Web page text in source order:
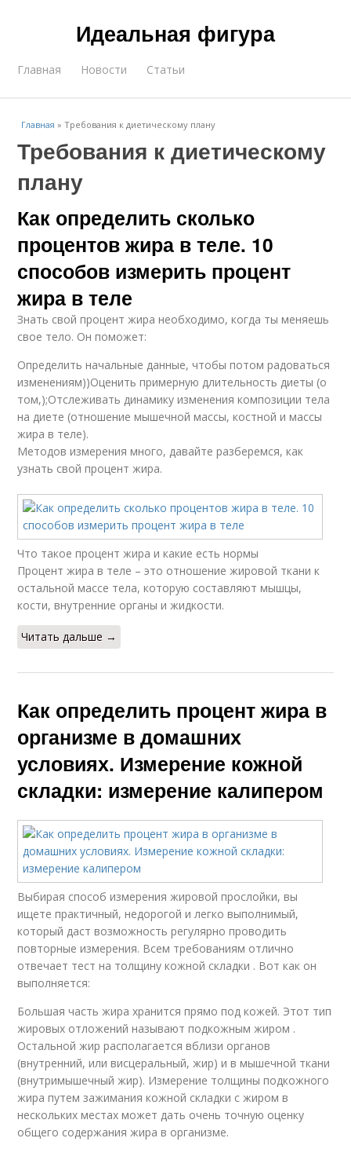
Идеальная фигура
Главная Новости Статьи
Главная »Требования к диетическому плану
Требования к диетическому
плану
Как определить сколько
процентов жира в теле. 10
способов измерить процент
жира в теле
Знать свой процент жира необходимо, когда ты меняешь
свое тело. Он поможет:
Определить начальные данные, чтобы потом радоваться
изменениям))Оценить примерную длительность диеты (о
том,);Отслеживать динамику изменения композиции тела
на диете (отношение мышечной массы, костной и массы
жира в теле).
Методов измерения много, давайте разберемся, как
узнать свой процент жира.
Что такое процент жира и какие есть нормы
Процент жира в теле – это отношение жировой ткани к
остальной массе тела, которую составляют мышцы,
кости, внутренние органы и жидкости.
Читать дальше →
Как определить процент жира в
организме в домашних
условиях. Измерение кожной
складки: измерение калипером
Выбирая способ измерения жировой прослойки, вы
ищете практичный, недорогой и легко выполнимый,
который даст возможность регулярно проводить
повторные измерения. Всем требованиям отлично
отвечает тест на толщину кожной складки . Вот как он
выполняется:
Большая часть жира хранится прямо под кожей. Этот тип
жировых отложений называют подкожным жиром .
Остальной жир располагается вблизи органов
(внутренний, или висцеральный, жир) и в мышечной ткани
(внутримышечный жир). Измерение толщины подкожного
жира путем зажимания кожной складки с жиром в
нескольких местах может дать очень точную оценку
общего содержания жира в организме.